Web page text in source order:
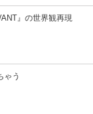
』の世界観再現
ゃう